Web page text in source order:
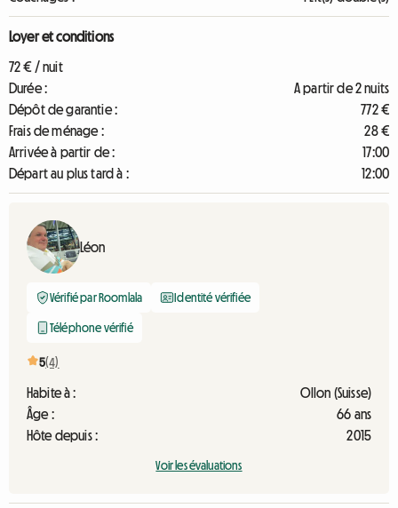
Loyer et conditions
72 € / nuit
Durée :
A partir de 2 nuits
Dépôt de garantie :
772 €
Frais de ménage :
28 €
Arrivée à partir de :
17:00
Départ au plus tard à :
12:00
Léon
Vérifié par Roomlala Identité vérifiée
Téléphone vérifié
5(4)
Habite à :
Ollon (Suisse)
Âge :
66 ans
Hôte depuis :
2015
Voir les évaluations